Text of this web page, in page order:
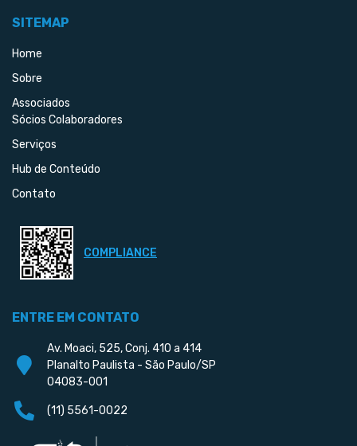
SITEMAP
Home
Sobre
Associados
Sócios Colaboradores
Serviços
Hub de Conteúdo
Contato
COMPLIANCE
ENTRE EM CONTATO
Av. Moaci, 525, Conj. 410 a 414
Planalto Paulista - São Paulo/SP
04083-001
(11) 5561-0022